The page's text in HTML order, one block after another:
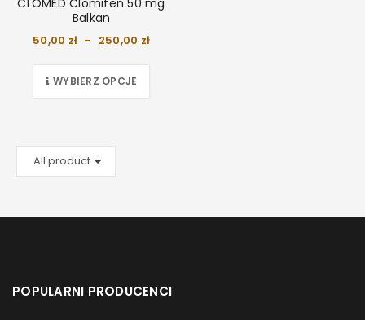
CLOMED Clomifen 50 mg
Balkan
50,00 zł – 250,00 zł
WYBIERZ OPCJE
POPULARNI PRODUCENCI